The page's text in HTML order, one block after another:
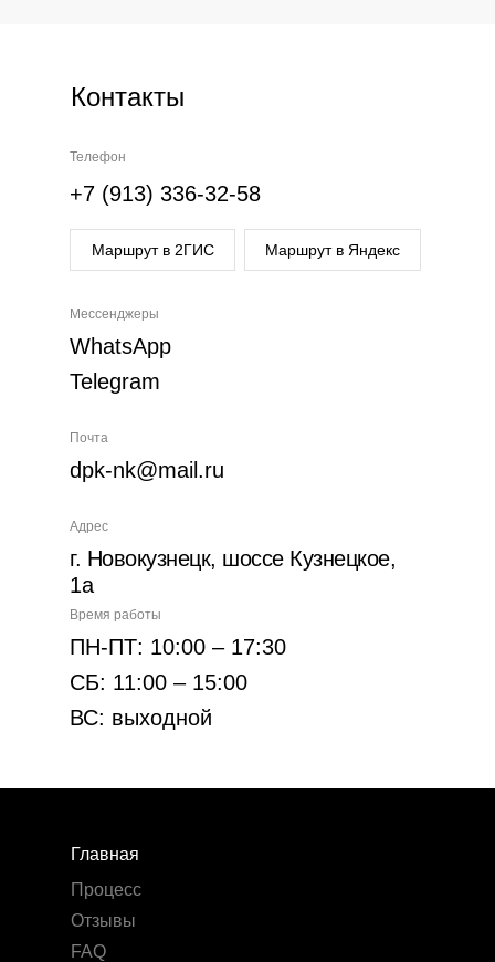
Контакты
Мессенджеры
WhatsApp
Telegram
Телефон
+7 (913) 336-32-58
Почта
dpk-nk@mail.ru
Время работы
ПН-ПТ: 10:00 – 17:30
СБ: 11:00 – 15:00
ВС: выходной
Адрес
г. Новокузнецк, шоссе Кузнецкое,
1а
Маршрут в 2ГИС Маршрут в Яндекс
Главная
Процесс
Отзывы
FAQ